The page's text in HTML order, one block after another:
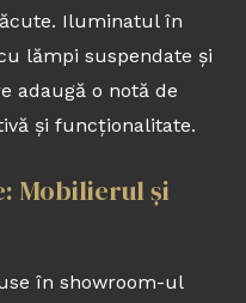
Iluminatul în
lămpi suspendate și
adaugă o notă de
și funcționalitate.
Mobilierul și
în showroom-ul